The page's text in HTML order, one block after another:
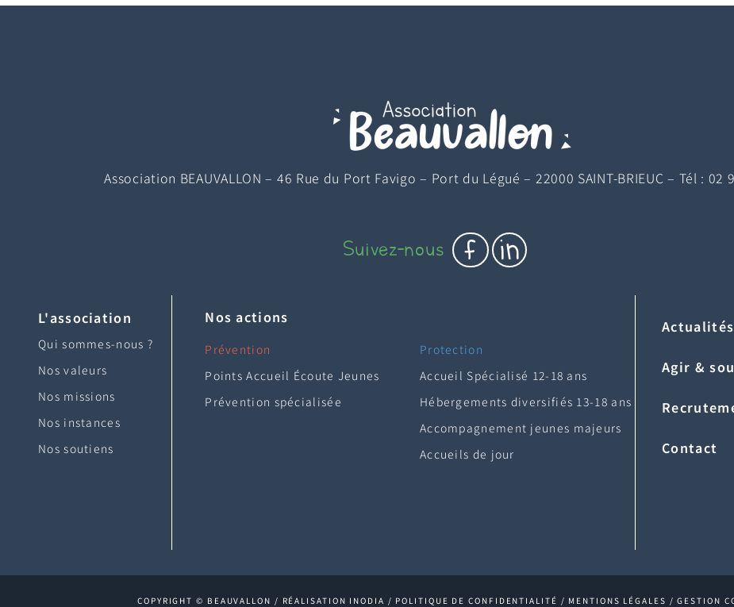
Association BEAUVALLON – 46 Rue du Port Favigo – Port du Légué – 22000 SAINT-BRIEUC – Tél : 02
Suivez-nous ce
L'association
Qui sommes-nous ?
Nos valeurs
Nos missions
Nos instances
Nos soutiens
Nos actions
Prévention
Points Accueil Écoute Jeunes
Prévention spécialisée
Protection
Accueil Spécialisé 12-18 ans
Hébergements diversifiés 13-18 ans
Accompagnement jeunes majeurs
Accueils de jour
Actualités
Agir &
Contact
COPYRIGHT © BEAUVALLON / RÉALISATION INODIA / POLITIQUE DE CONFIDENTIALITÉ / MENTIONS LÉGALES /GESTION